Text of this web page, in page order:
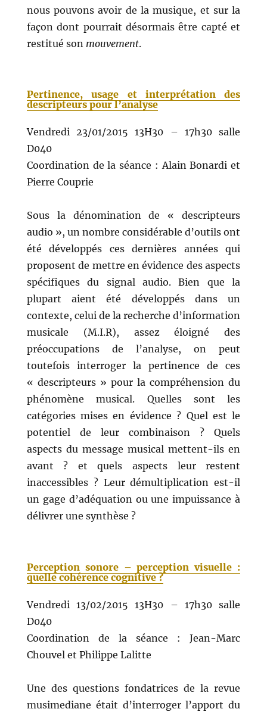
nous pouvons avoir de la musique, et sur la
façon dont pourrait désormais être capté et
restitué son mouvement.
Pertinence, usage et interprétation des
descripteurs pour l’analyse
Vendredi 23/01/2015 13H30 – 17h30 salle
D040
Coordination de la séance : Alain Bonardi et
Pierre Couprie
Sous la dénomination de « descripteurs
audio », un nombre considérable d’outils ont
été développés ces dernières années qui
proposent de mettre en évidence des aspects
spécifiques du signal audio. Bien que la
plupart aient été développés dans un
contexte, celui de la recherche d’information
musicale (M.I.R), assez éloigné des
préoccupations de l’analyse, on peut
toutefois interroger la pertinence de ces
« descripteurs » pour la compréhension du
phénomène musical. Quelles sont les
catégories mises en évidence ? Quel est le
potentiel de leur combinaison ? Quels
aspects du message musical mettent-ils en
avant ? et quels aspects leur restent
inaccessibles ? Leur démultiplication est-il
un gage d’adéquation ou une impuissance à
délivrer une synthèse ?
Perception sonore – perception visuelle :
quelle cohérence cognitive ?
Vendredi 13/02/2015 13H30 – 17h30 salle
D040
Coordination de la séance : Jean-Marc
Chouvel et Philippe Lalitte
Une des questions fondatrices de la revue
musimediane était d’interroger l’apport du